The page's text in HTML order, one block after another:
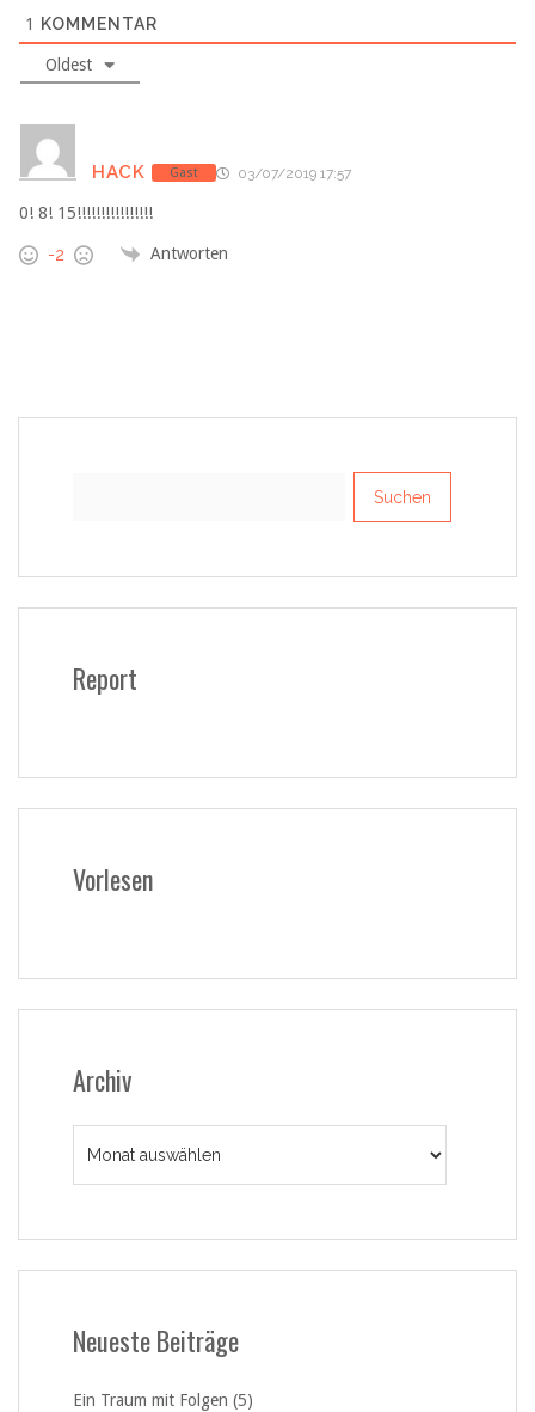
1 KOMMENTAR
Oldest
HACK Gast 03/07/2019 17:57
0! 8! 15!!!!!!!!!!!!!!!!
-2 Antworten
Report
Vorlesen
Archiv
Neueste Beiträge
Ein Traum mit Folgen (5)